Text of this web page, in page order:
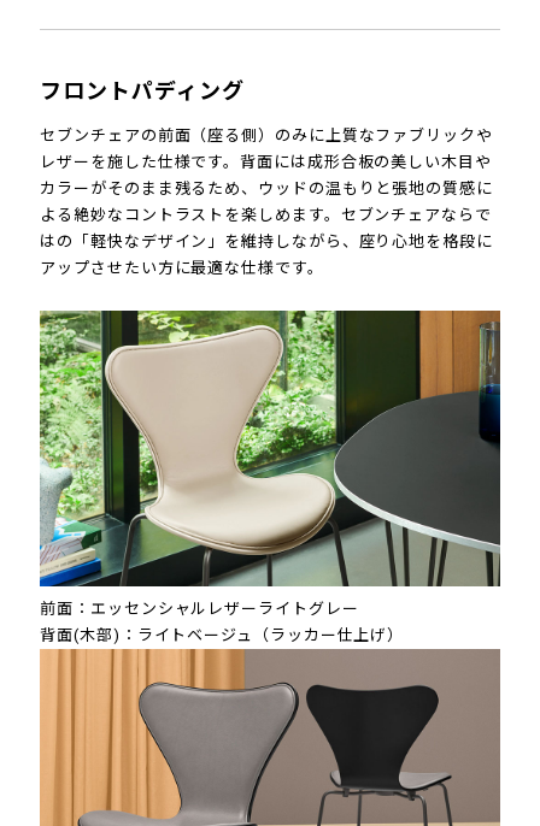
フロントパディング
セブンチェアの前面（座る側）のみに上質なファブリックや
レザーを施した仕様です。背面には成形合板の美しい木目や
カラーがそのまま残るため、ウッドの温もりと張地の質感に
よる絶妙なコントラストを楽しめます。セブンチェアならで
はの「軽快なデザイン」を維持しながら、座り心地を格段に
アップさせたい方に最適な仕様です。
前面：エッセンシャルレザーライトグレー
背面(木部)：ライトベージュ（ラッカー仕上げ）